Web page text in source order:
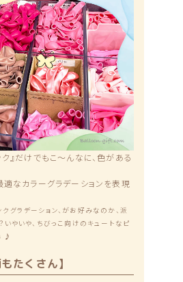
』だけでもこ〜んなに、色がある
なカラーグラデーションを表現
グラデーション、がお好みなのか、派
いやいや、ちびっこ向けのキュートなピ
♪
たくさん】